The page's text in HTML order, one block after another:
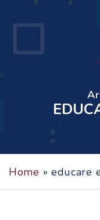
Home » educare